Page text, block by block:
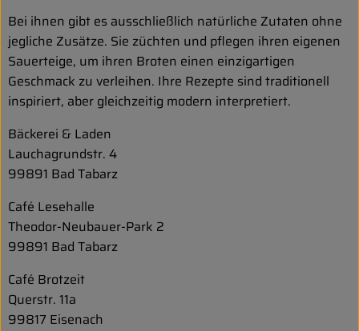
Bei ihnen gibt es ausschließlich natürliche Zutaten ohne
jegliche Zusätze. Sie züchten und pflegen ihren eigenen
Sauerteige, um ihren Broten einen einzigartigen
Geschmack zu verleihen. Ihre Rezepte sind traditionell
inspiriert, aber gleichzeitig modern interpretiert.
Bäckerei & Laden
Lauchagrundstr. 4
99891 Bad Tabarz
Café Lesehalle
Theodor-Neubauer-Park 2
99891 Bad Tabarz
Café Brotzeit
Querstr. 11a
99817 Eisenach